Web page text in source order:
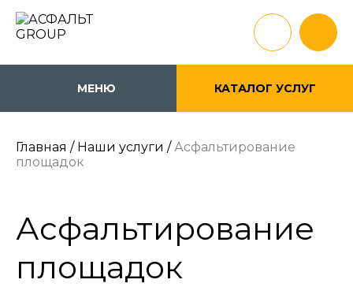
МЕНЮ КАТАЛОГ УСЛУГ
Главная / Наши услуги / Асфальтирование
площадок
Асфальтирование
площадок